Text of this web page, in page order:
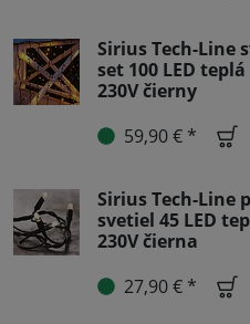
Sirius Tech-Line
set 100 LED
230V čierny
59,90 € *
Sirius Tech-Line
svetiel 45 LED
230V čierna
27,90 € *